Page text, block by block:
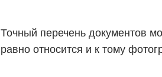
Точный перечень документов
равно относится и к тому